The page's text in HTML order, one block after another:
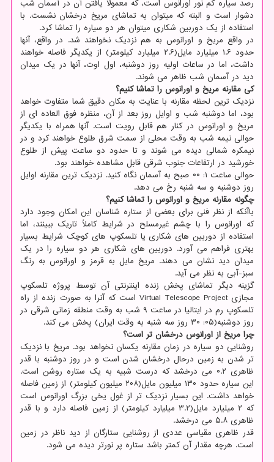
رصد سیاره کم نور اورانوس است، که معمولا یافتن آن در آسمان شب
دشوار است و البته که میتوان به تماشای مریخ درخشان نشست. با
استفاده از یک دوربین شکاری میتوان هر دو سیاره را تماشا کرد.
در واقع مریخ و اورانوس به هم نزدیک نخواهند شد. در واقع، آنها
حدود ۱.۶ میلیارد مایل(۲.۶ میلیارد کیلومتر) از یکدیگر فاصله خواهند
داشت، اما در ساعات اولیه روز دوشنبه، اول اوت، آنها در یک میدان
دید در آسمان شب ظاهر می شوند.
کی مقارنه مریخ و اورانوس را تماشا کنیم؟
نزدیک ترین لحظه مقارنه با عنایت به مکان دقیق شما متفاوت خواهد
بود، اما دوشنبه شب و اوایل روز بعد از آن، منظره فوق العاده ای از
مریخ و اورانوس در کنار هم قابل رویت است. آنها همراه با یکدیگر
حوالی نیمه شب به وقت محلی از سمت شرق طلوع خواهند کرد و در
نیمکره شمالی دیده می شوند و تا حدود دو ساعت پیش از طلوع
خورشید در ارتفاعات جنوب شرقی قابل مشاهده خواهند بود.
حوالی ساعت ۱: ۰۰ صبح به آسمان نگاه کنید. نزدیک ترین مقارنه اوایل
روز دوشنبه و سه شنبه رخ می دهد.
چگونه مقارنه مریخ و اورانوس را تماشا کنیم؟
باآنکه از نظر فنی برای بعضی از ستاره شناسان این امکان وجود دارد
که اورانوس را با چشم غیرمسلح در شرایط کاملاً تاریک ببینند، اما
استفاده از دوربین های شکاری یا تلسکوپ های کوچک شرایط بسیار
بهتری فراهم می آورد. دوربین های شکاری هر دو سیاره را در یک
میدان دید نشان می دهند. مریخ مایل به قرمز و اورانوس به رنگ
سبز-آبی به نظر می آید.
گزینه دیگر تماشای پخش زنده اینترنتی آن توسط پروژه تلسکوپ
مجازی Virtual Telescope Project است که آنرا به صورت زنده از راه
تلسکوپ رم در ایتالیا در ساعت ۹ شب به وقت منطقه زمانی شرقی در
روز دوشنبه(۰۵: ۳۰ روز سه شنبه به وقت ایران) پخش می کند.
چرا مریخ از اورانوس درخشان تر است؟
روشنایی دو سیاره در زمان مقارنه یکسان نخواهد بود. مریخ با نزدیک
تر شدن به زمین درحال درخشان شدن است و در روز دوشنبه با قدر
ظاهری ۰.۲ می درخشد که درست شبیه به یک ستاره روشن است.
این سیاره حدود ۱۳۰ میلیون مایل(۲۰۸ میلیون کیلومتر) از زمین فاصله
خواهد داشت. این بسیار نزدیک تر از غول یخی بزرگ اورانوس است
که ۲ میلیارد مایل(۳.۲ میلیارد کیلومتر) از زمین فاصله دارد و با قدر
ظاهری ۵.۸ می درخشد.
قدر ظاهری مقیاسی عددی از روشنایی ستارگان از دید ناظر در زمین
است. هرچه مقدار آن کمتر باشد ستاره پر نورتر دیده می شود.